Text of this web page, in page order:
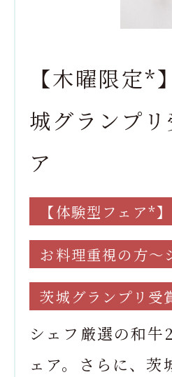
【木曜限定
城グランプ
ア
【体験型フェア*
お料理重視の方～
茨城グランプリ受
シェフ厳選の和
ェア。さらに、